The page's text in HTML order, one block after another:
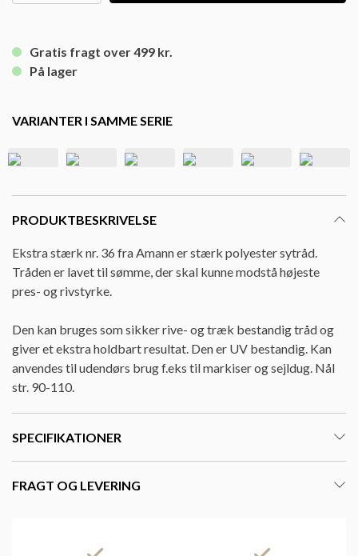
Gratis fragt over 499 kr.
På lager
VARIANTER I SAMME SERIE
PRODUKTBESKRIVELSE
Ekstra stærk nr. 36 fra Amann er stærk polyester sytråd.
Tråden er lavet til sømme, der skal kunne modstå højeste
pres- og rivstyrke.
Den kan bruges som sikker rive- og træk bestandig tråd og
giver et ekstra holdbart resultat. Den er UV bestandig. Kan
anvendes til udendørs brug f.eks til markiser og sejldug. Nål
str. 90-110.
SPECIFIKATIONER
FRAGT OG LEVERING